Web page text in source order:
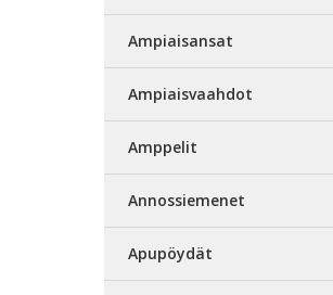
Ampiaisansat
Ampiaisvaahdot
Amppelit
Annossiemenet
Apupöydät